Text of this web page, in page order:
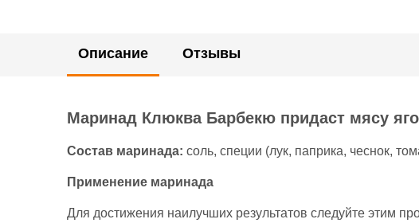
Описание Отзывы
Маринад Клюква Барбекю придаст мясу
Состав маринада: соль, специи (лук, паприка, чеснок,
Применение маринада
Для достижения наилучших результатов следуйте этим